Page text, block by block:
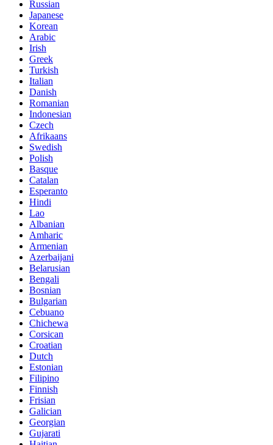
Russian
Japanese
Korean
Arabic
Irish
Greek
Turkish
Italian
Danish
Romanian
Indonesian
Czech
Afrikaans
Swedish
Polish
Basque
Catalan
Esperanto
Hindi
Lao
Albanian
Amharic
Armenian
Azerbaijani
Belarusian
Bengali
Bosnian
Bulgarian
Cebuano
Chichewa
Corsican
Croatian
Dutch
Estonian
Filipino
Finnish
Frisian
Galician
Georgian
Gujarati